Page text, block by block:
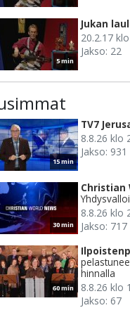
5 min
Jukan
20.2.17
Jakso: 22
15 min
TV7
8.8.26 klo
Jakso: 931
30 min
Christian
8.8.26 klo
Jakso: 717
60 min
hinnalla
8.8.26 klo
Jakso: 67